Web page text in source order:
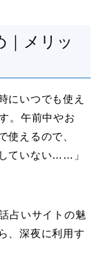
｜メリッ
にいつでも使え
。午前中やお
使えるので、
ていない……」
占いサイトの魅
、深夜に利用す